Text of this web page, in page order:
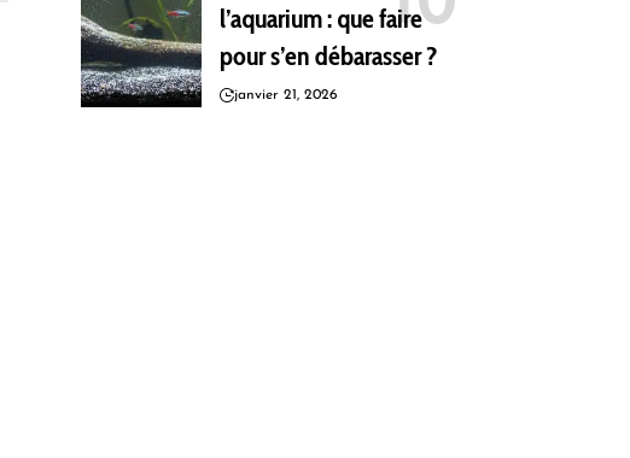
l’aquarium : que faire
pour s’en débarasser ?
janvier 21, 2026